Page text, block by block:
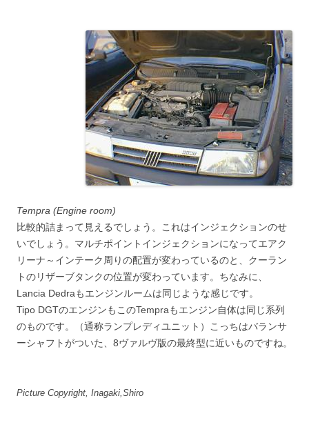
Tempra (Engine room)
比較的詰まって見えるでしょう。これはインジェクションのせ
いでしょう。マルチポイントインジェクションになってエアク
リーナ～インテーク周りの配置が変わっているのと、クーラン
トのリザーブタンクの位置が変わっています。ちなみに、
Lancia Dedraもエンジンルームは同じような感じです。
Tipo DGTのエンジンもこのTempraもエンジン自体は同じ系列
のものです。（通称ランプレディユニット）こっちはバランサ
ーシャフトがついた、8ヴァルヴ版の最終型に近いものですね。
Picture Copyright, Inagaki,Shiro